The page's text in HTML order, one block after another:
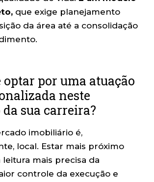
que exige planejamento
da área até a consolidação
optar por uma atuação
neste
sua carreira?
imobiliário é,
local. Estar mais próximo
mais precisa da
controle da execução e